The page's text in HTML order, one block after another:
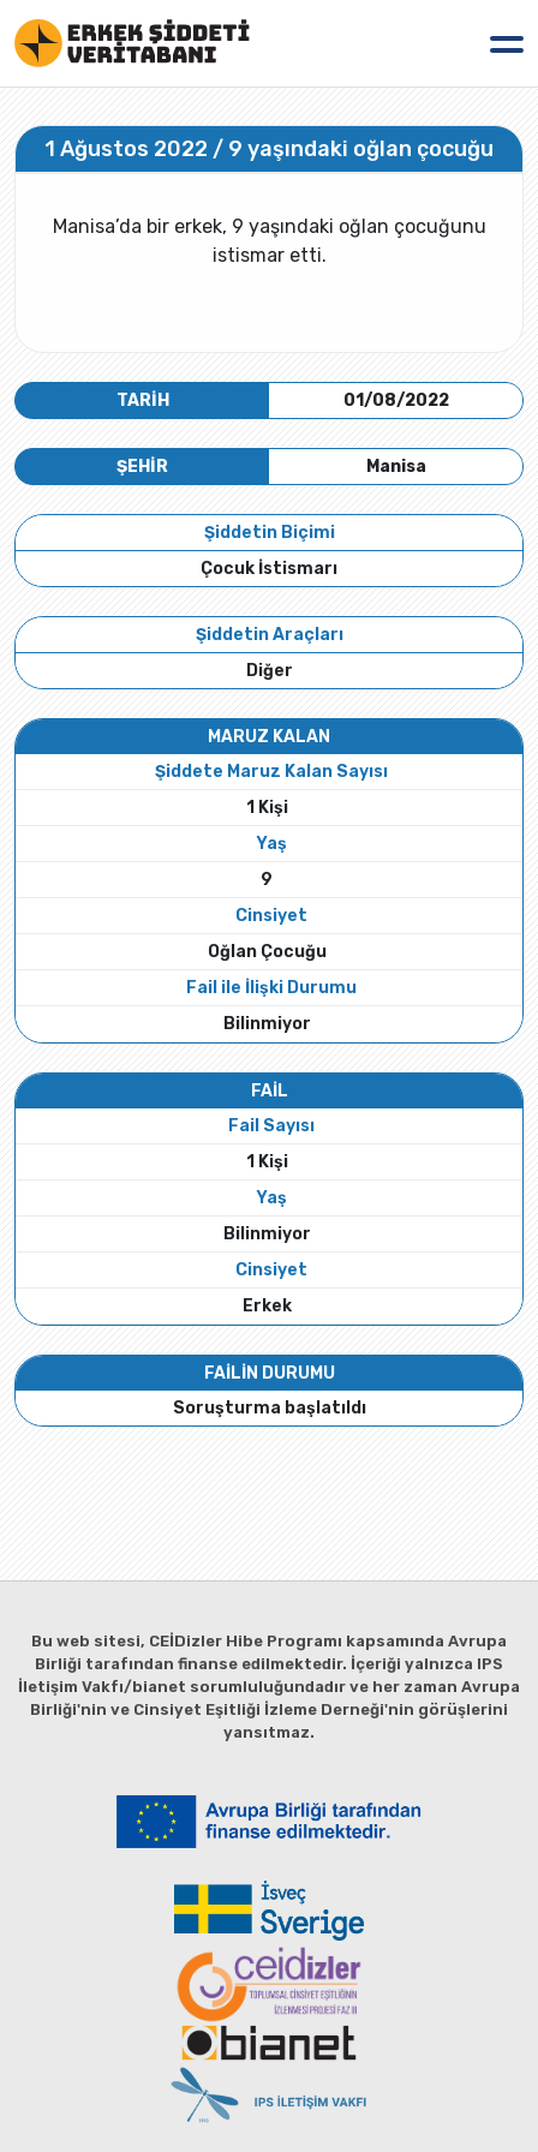
1 Ağustos 2022 / 9 yaşındaki oğlan çocuğu
Manisa’da bir erkek, 9 yaşındaki oğlan çocuğunu
istismar etti.
TARİH 01/08/2022
Manisa
ŞEHİR
Şiddetin Biçimi
Çocuk İstismarı
Şiddetin Araçları
Diğer
MARUZ KALAN
Şiddete Maruz Kalan Sayısı
1 Kişi
Yaş
9
Cinsiyet
Oğlan Çocuğu
Fail ile İlişki Durumu
Bilinmiyor
FAİL
Fail Sayısı
1 Kişi
Yaş
Bilinmiyor
Cinsiyet
Erkek
FAİLİN DURUMU
Soruşturma başlatıldı
Bu web sitesi, CEİDizler Hibe Programı kapsamında Avrupa
Birliği tarafından finanse edilmektedir. İçeriği yalnızca IPS
İletişim Vakfı/bianet sorumluluğundadır ve her zaman Avrupa
Birliği'nin ve Cinsiyet Eşitliği İzleme Derneği'nin görüşlerini
yansıtmaz.